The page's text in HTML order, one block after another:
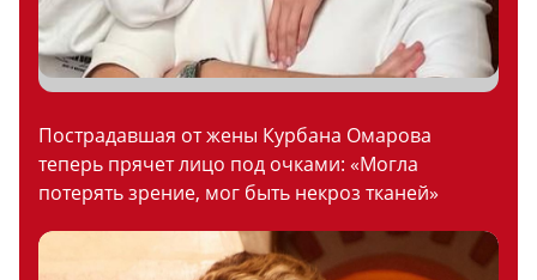
Пострадавшая от жены Курбана Омарова
теперь прячет лицо под очками: «Могла
потерять зрение, мог быть некроз тканей»